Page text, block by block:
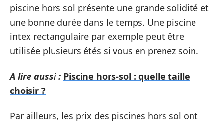
piscine hors sol présente une grande solidité et
une bonne durée dans le temps. Une piscine
intex rectangulaire par exemple peut être
utilisée plusieurs étés si vous en prenez soin.
A lire aussi : Piscine hors-sol : quelle taille
choisir ?
Par ailleurs, les prix des piscines hors sol ont